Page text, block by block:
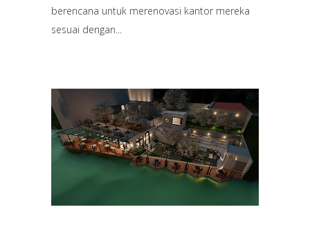
berencana untuk merenovasi kantor mereka
sesuai dengan